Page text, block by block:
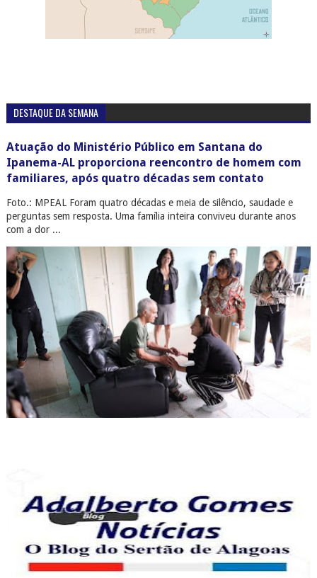
DESTAQUE DA SEMANA
Atuação do Ministério Público em Santana do
Ipanema-AL proporciona reencontro de homem com
familiares, após quatro décadas sem contato
Foto.: MPEAL Foram quatro décadas e meia de silêncio, saudade e
perguntas sem resposta. Uma família inteira conviveu durante anos
com a dor ...